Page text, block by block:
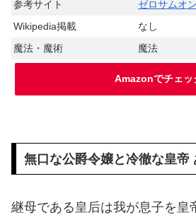
参考サイト
ゼロサムオ
Wikipedia掲載
なし
魔法・魔術
魔法
Amazonでチェッ
無口な公爵令嬢と冷徹な皇帝
継母である皇后は我が息子を皇